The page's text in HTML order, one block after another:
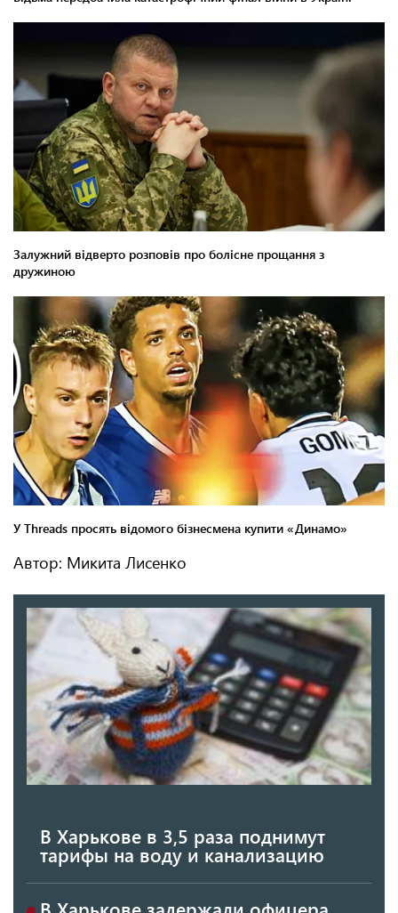
Автор: Микита Лисенко
В Харькове в 3,5 раза поднимут
тарифы на воду и канализацию